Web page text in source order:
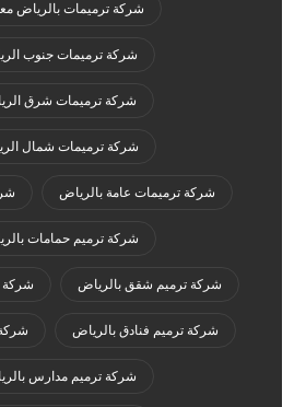
شركة ترميمات بالرياض
شركة ترميمات جنوب
شركة ترميمات شرق
شركة ترميمات شمال
شركة ترميمات عامة بالرياض
شركة ترميم حمامات
شركة ترميم شقق بالرياض شركة
شركة ترميم فنادق بالرياض
شركة ترميم مدارس